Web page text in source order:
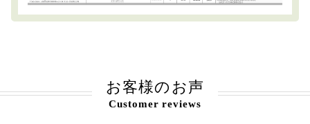
お客様のお声
Customer reviews